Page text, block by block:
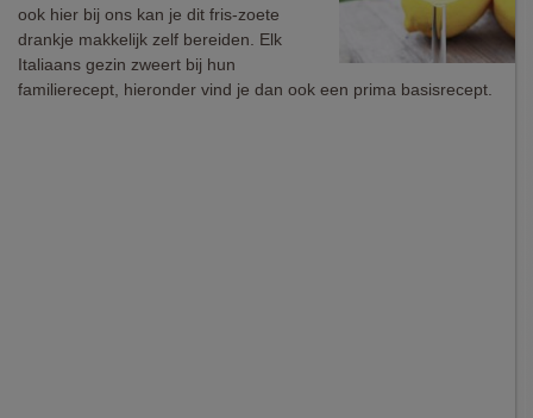
ook hier bij ons kan je dit fris-zoete
drankje makkelijk zelf bereiden. Elk
Italiaans gezin zweert bij hun
familierecept, hieronder vind je dan ook een prima basisrecept.